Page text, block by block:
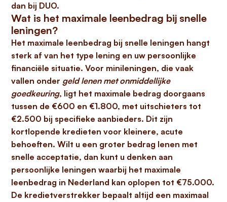
dan bij DUO.
Wat is het maximale leenbedrag bij snelle
leningen?
Het maximale leenbedrag bij snelle leningen hangt
sterk af van het type lening en uw persoonlijke
financiële situatie. Voor minileningen, die vaak
vallen onder geld lenen met onmiddellijke
goedkeuring, ligt het maximale bedrag doorgaans
tussen de €600 en €1.800, met uitschieters tot
€2.500 bij specifieke aanbieders. Dit zijn
kortlopende kredieten voor kleinere, acute
behoeften. Wilt u een groter bedrag lenen met
snelle acceptatie, dan kunt u denken aan
persoonlijke leningen waarbij het maximale
leenbedrag in Nederland kan oplopen tot €75.000.
De kredietverstrekker bepaalt altijd een maximaal